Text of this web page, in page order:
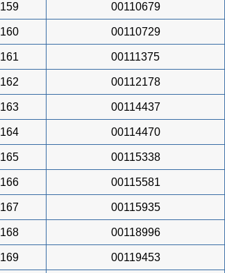
159 00110679
160 00110729
161 00111375
162 00112178
163 00114437
164 00114470
165 00115338
166 00115581
167 00115935
168 00118996
169 00119453